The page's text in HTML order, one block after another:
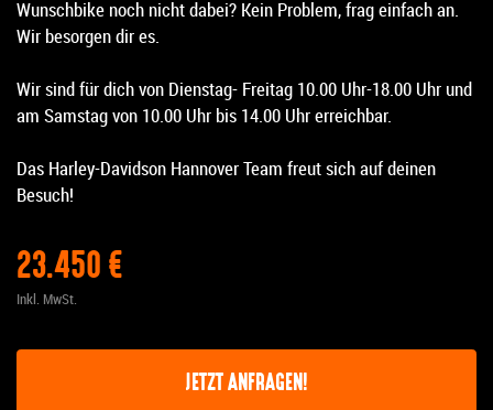
Wunschbike noch nicht dabei? Kein Problem, frag einfach an.
Wir besorgen dir es.
Wir sind für dich von Dienstag- Freitag 10.00 Uhr-18.00 Uhr und
am Samstag von 10.00 Uhr bis 14.00 Uhr erreichbar.
Das Harley-Davidson Hannover Team freut sich auf deinen
Besuch!
23.450 €
Inkl. MwSt.
JETZT ANFRAGEN!